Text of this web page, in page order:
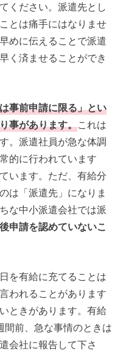
ください。派遣先とし
とは痛手にはなりませ
めに伝えることで派遣
く済ませることができ
事前申請に限る」とい
事があります。これは
。派遣社員が急な体調
的に行われています
います。ただ、有給分
は「派遣先」になりま
な中小派遣会社では派
申請を認めていないこ
を有給に充てることは
われることがあります
ときがあります。有給
間前、急な事情のときは
会社に報告して下さ